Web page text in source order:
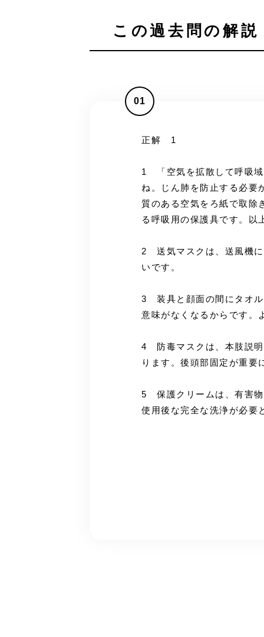
この過去問の解
01
正解 1
1 「空気を拡散して呼吸域
ね。じん肺を防止する必要
質のある空気をろ紙で取除
る呼吸用の保護具です。以
2 送気マスクは、送風機に
いです。
3 装具と顔面の間にタオル
意味がなくなるからです。
4 防毒マスクは、本肢説明
ります。後頭部固定が重要
5 保護クリームは、有害物
使用後な完全な洗浄が必要